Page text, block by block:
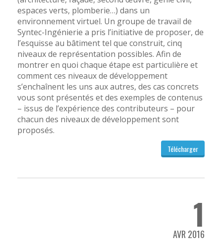
espaces verts, plomberie…) dans un
environnement virtuel. Un groupe de travail de
Syntec-Ingénierie a pris l’initiative de proposer, de
l’esquisse au bâtiment tel que construit, cinq
niveaux de représentation possibles. Afin de
montrer en quoi chaque étape est particulière et
comment ces niveaux de développement
s’enchaînent les uns aux autres, des cas concrets
vous sont présentés et des exemples de contenus
– issus de l’expérience des contributeurs – pour
chacun des niveaux de développement sont
proposés.
Télécharger
1
AVR 2016